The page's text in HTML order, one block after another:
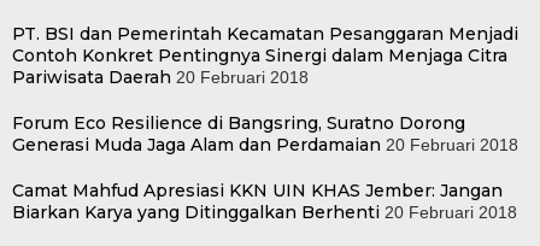
PT. BSI dan Pemerintah Kecamatan Pesanggaran Menjadi
Contoh Konkret Pentingnya Sinergi dalam Menjaga Citra
Pariwisata Daerah 20 Februari 2018
Forum Eco Resilience di Bangsring, Suratno Dorong
Generasi Muda Jaga Alam dan Perdamaian 20 Februari 2018
Camat Mahfud Apresiasi KKN UIN KHAS Jember: Jangan
Biarkan Karya yang Ditinggalkan Berhenti 20 Februari 2018